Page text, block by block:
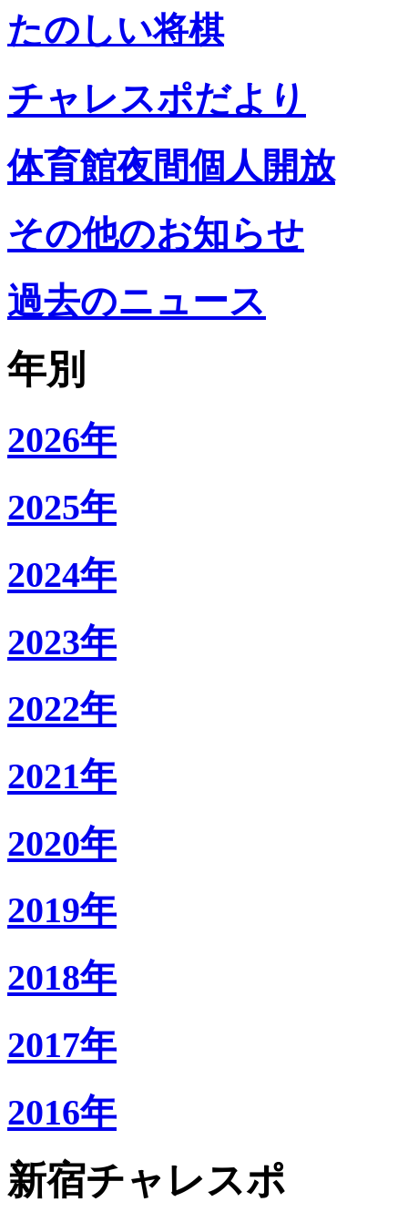
たのしい将棋
チャレスポだより
体育館夜間個人開放
その他のお知らせ
過去のニュース
年別
2026年
2025年
2024年
2023年
2022年
2021年
2020年
2019年
2018年
2017年
2016年
新宿チャレスポ